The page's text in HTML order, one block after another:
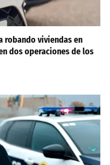
robando viviendas en
dos operaciones de los